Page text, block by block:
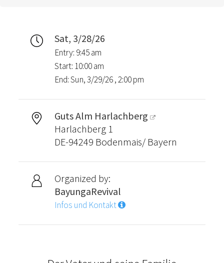
Sat, 3/28/26
Entry: 9:45 am
Start: 10:00 am
End: Sun, 3/29/26 , 2:00 pm
Guts Alm Harlachberg
Harlachberg 1
DE-94249 Bodenmais/ Bayern
Organized by:
BayungaRevival
Infos und Kontakt